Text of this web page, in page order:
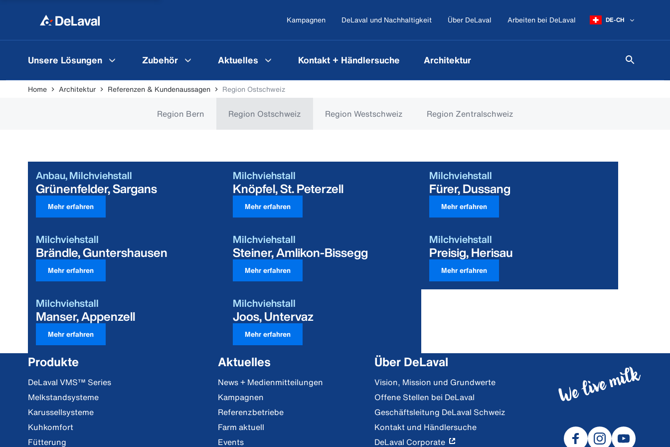
Kampagnen DeLaval und Nachhaltigkeit Über DeLaval Arbeiten bei DeLaval DE-CH
Unsere Lösungen Zubehör Aktuelles Kontakt + Händlersuche Architektur
Home Architektur Referenzen & Kundenaussagen Region Ostschweiz
Region Bern Region Ostschweiz Region Westschweiz Region Zentralschweiz
Anbau, Milchviehstall
Grünenfelder, Sargans
Mehr erfahren
Milchviehstall
Knöpfel, St. Peterzell
Mehr erfahren
Milchviehstall
Fürer, Dussang
Mehr erfahren
Milchviehstall
Brändle, Guntershausen
Mehr erfahren
Milchviehstall
Steiner, Amlikon-Bissegg
Mehr erfahren
Milchviehstall
Preisig, Herisau
Mehr erfahren
Milchviehstall
Manser, Appenzell
Mehr erfahren
Milchviehstall
Joos, Untervaz
Mehr erfahren
Produkte
DeLaval VMS™ Series
Melkstandsysteme
Karussellsysteme
Kuhkomfort
Fütterung
Aktuelles
News + Medienmitteilungen
Kampagnen
Referenzbetriebe
Farm aktuell
Events
Über DeLaval
Vision, Mission und Grundwerte
Offene Stellen bei DeLaval
Geschäftsleitung DeLaval Schweiz
Kontakt und Händlersuche
DeLaval Corporate